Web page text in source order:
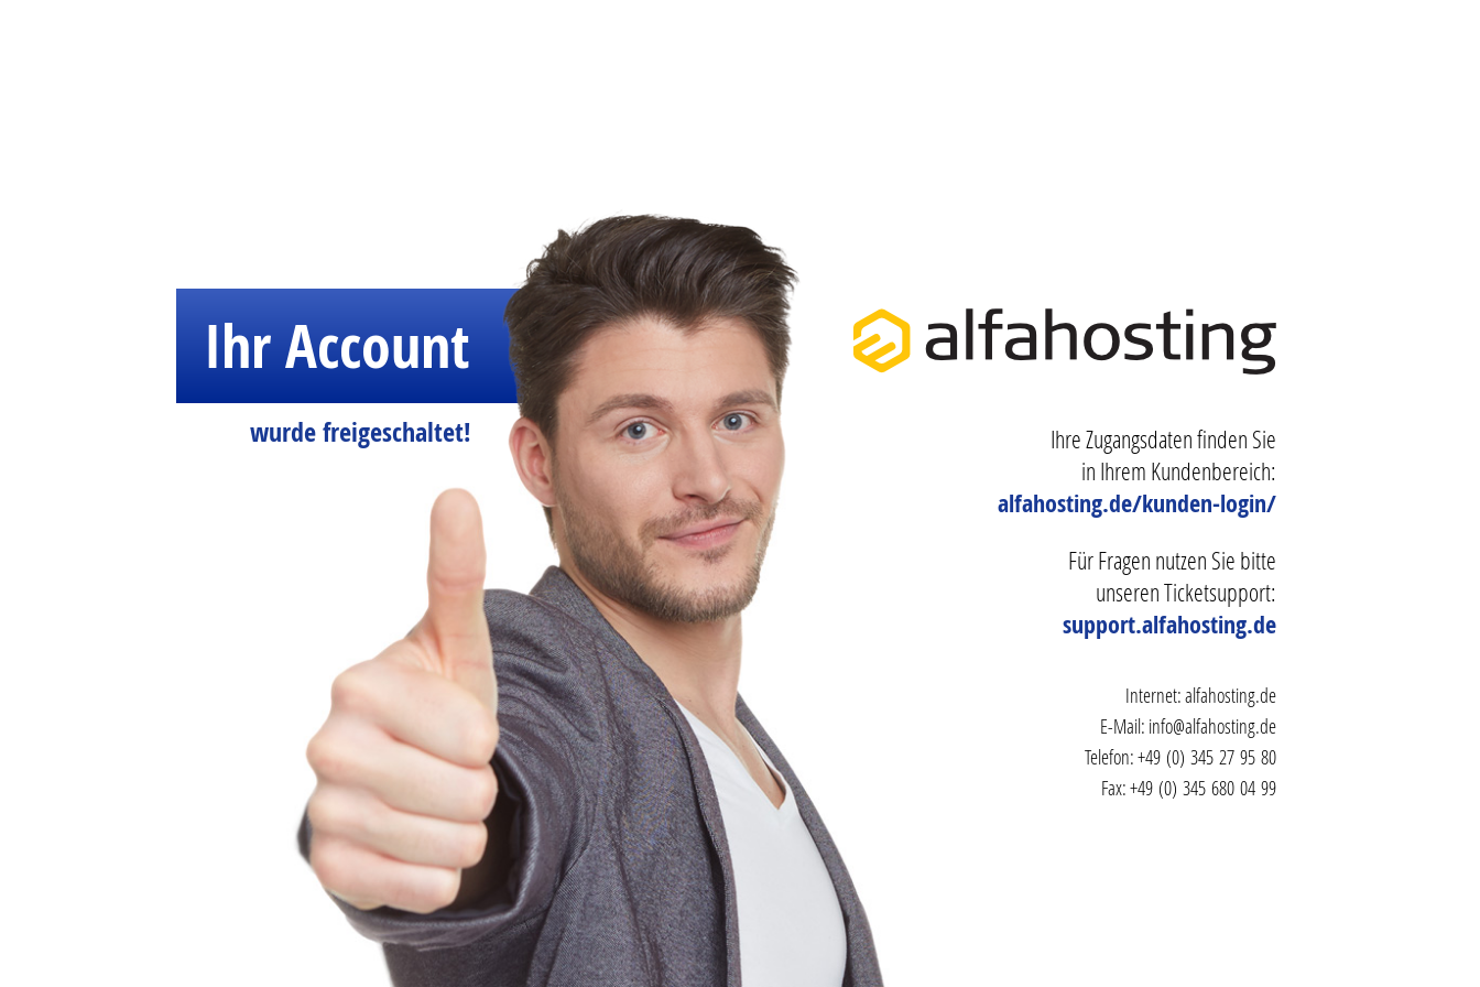
Ihr Account
wurde freigeschaltet!
Ihre Zugangsdaten finden Sie
in Ihrem Kundenbereich:
alfahosting.de/kunden-login/
Für Fragen nutzen Sie bitte
unseren Ticketsupport:
support.alfahosting.de
Internet:alfahosting.de
E-Mail: info@alfahosting.de
Telefon: +49 (0) 345 27 95 80
Fax: +49 (0) 345 680 04 99